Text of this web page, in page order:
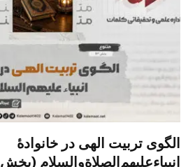
الگوی تربیت الهی در خانوادۀ
انبیاءعلیهم‌الصلاةو‌السلام (بخش ۱۱۳)